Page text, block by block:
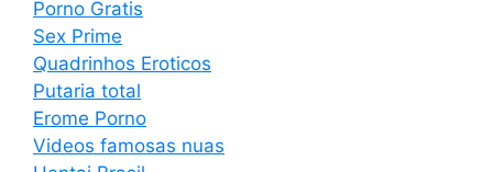
Porno Gratis
Sex Prime
Quadrinhos Eroticos
Putaria total
Erome Porno
Videos famosas nuas